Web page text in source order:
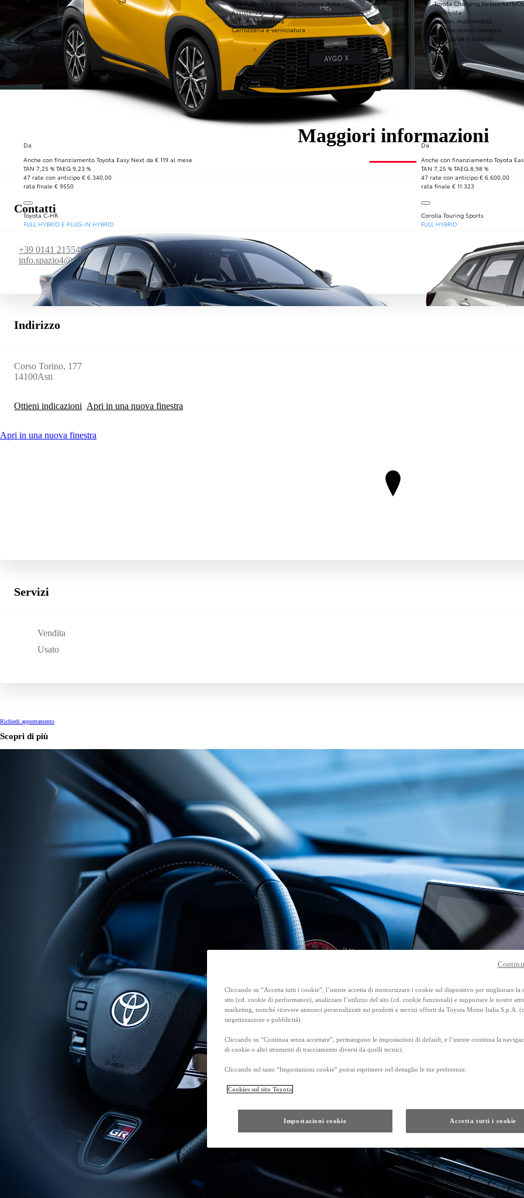
Da
Anche con finanziamento Toyota Easy Next da € 119 al mese
TAN 7,25 % TAEG 9,23 %
47 rate con anticipo € 6.340,00
rata finale € 9550
Da
Anche con finanziamento Toyota
TAN 7,25 % TAEG 8,98 %
47 rate con anticipo € 6.600,00
rata finale € 11.323
Toyota C-HR
FULL HYBRID E PLUG-IN HYBRID
Corolla Touring Sports
FULL HYBRID
Anche con finanziamento Toyota Easy Next da € 239 al mese
TAN 7,25 % TAEG 8,38 %
47 rate con anticipo € 15.870,00
Da
Anche con finanziamento Toyota
TAN 7,75 % TAEG 8,95 %
Toyota bZ4X Touring
FULL ELECTRIC
Anche con finanziamento Toyota Easy Next da € 399 al mese
47 rate con anticipo € 18.540,00
RAV4
FULL HYBRID E PLUG-IN HYBRID
Anche con finanziamento Toyota
TAN 7,75 % TAEG 8,79 %
rata finale € 21.201
GR Yaris
Tyre Park
Assistenza stradale
Vettura di cortesia
Carrozzeria e verniciatura
Toyota Charging Network
WeToyota
Sistemi multimediali
Verifica servizi connessi
FAQ, guide e tutorial
Toyota e Special Olympics Italia
Spazio 4 Asti
6d14999a-2fa7-4ea9-8844-4d07d93cc076
Maggiori informazioni
Contatti
+39 0141 215540
info.spazio4@toyota-italia.it
Indirizzo
Corso Torino, 177
14100Asti
Ottieni indicazioni Apri in una nuova finestra
Apri in una nuova finestra
Servizi
Vendita
Usato
Richiedi appuntamento
Scopri di più
Cliccando su “Accetta tutti i cookie”, l’utente accetta di memorizzare i cookie sul dispositivo per migliorare la
sito (cd. cookie di performance), analizzare l’utilizzo del sito (cd. cookie funzionali) e supportare le nostre
marketing, nonché ricevere annunci personalizzati sui prodotti e servizi offerti da Toyota Motor Italia S.p.A.
targetizzazione e pubblicità).
Cliccando su “Continua senza accettare”, permangono le impostazioni di default, e l’utente continua la
di cookie o altri strumenti di tracciamento diversi da quelli tecnici.
Cliccando sul tasto “Impostazioni cookie” potrai esprimere nel dettaglio le tue preferenze.
Cookies sul sito Toyota
Impostazioni cookie Accetta tutti i cookie